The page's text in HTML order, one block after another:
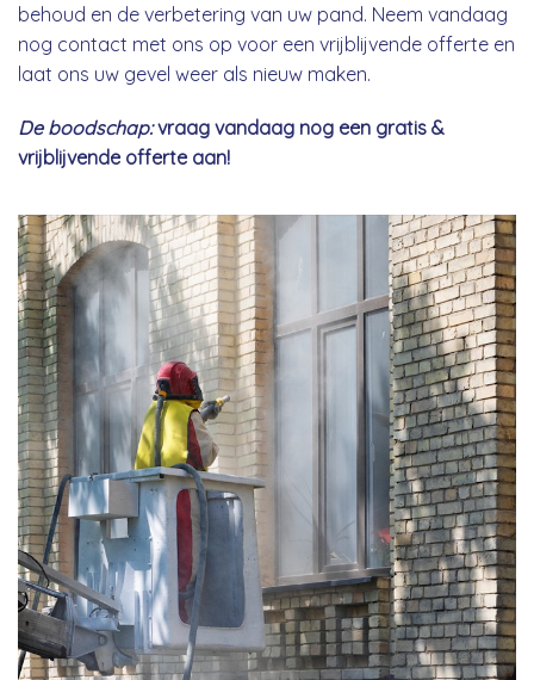
behoud en de verbetering van uw pand. Neem vandaag
nog contact met ons op voor een vrijblijvende offerte en
laat ons uw gevel weer als nieuw maken.
De boodschap:vraag vandaag nog een gratis &
vrijblijvende offerte aan!